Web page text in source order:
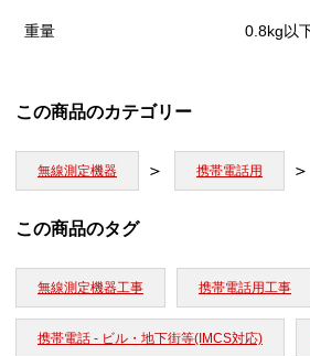
重量 0.8kg以
この商品のカテゴリー
無線測定機器 携帯電話用
この商品のタグ
無線測定機器工事 携帯電話用工事
携帯電話 - ビル・地下街等(IMCS対応)